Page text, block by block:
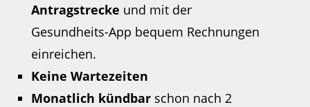
Antragstrecke und mit der
Gesundheits-App bequem Rechnungen
einreichen.
Keine Wartezeiten
Monatlich kündbar schon nach 2